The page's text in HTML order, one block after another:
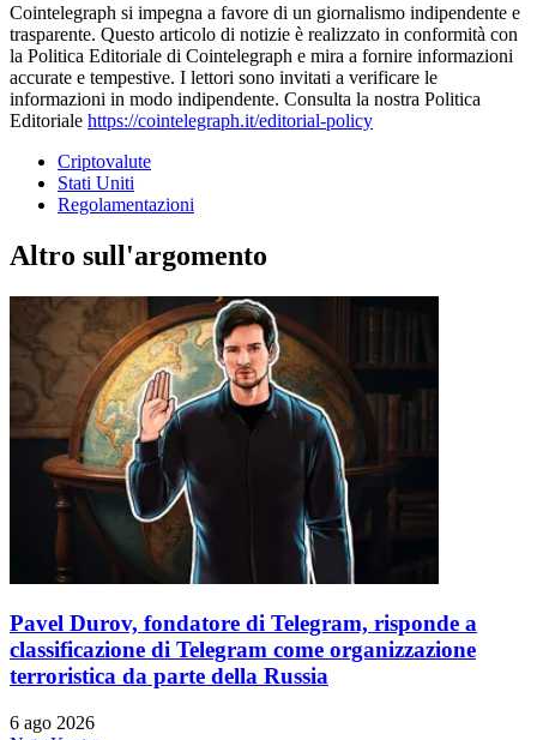
Cointelegraph si impegna a favore di un giornalismo indipendente e
trasparente. Questo articolo di notizie è realizzato in conformità con
la Politica Editoriale di Cointelegraph e mira a fornire informazioni
accurate e tempestive. I lettori sono invitati a verificare le
informazioni in modo indipendente. Consulta la nostra Politica
Editoriale https://cointelegraph.it/editorial-policy
Criptovalute
Stati Uniti
Regolamentazioni
Altro sull'argomento
Pavel Durov, fondatore di Telegram, risponde a
classificazione di Telegram come organizzazione
terroristica da parte della Russia
6 ago 2026